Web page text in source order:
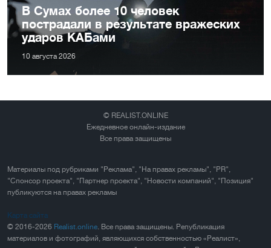
В Сумах более 10 человек
пострадали в результате вражеских
ударов КАБами
10 августа 2026
© REALIST.ONLINE
Ежедневное онлайн-издание
Все права защищены
Материалы под рубриками "Реклама", "На правах рекламы", "PR",
"Спонсор проекта", "Партнер проекта", "Новости компаний", "Позиция"
публикуются на правах рекламы
Карта сайта
© 2016-2026 Realist.online. Все права защищены. Републикация
материалов и фотографий, являющихся собственностью «Реалист»,